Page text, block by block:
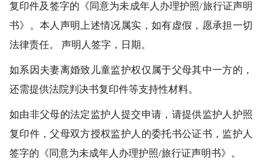
复印件及签字的《同意为未成年人办理护照/旅行证声明
书》。本人声明上述情况属实，如有虚假，愿承担一切
法律责任。 声明人签字，日期。
如系因夫妻离婚致儿童监护权仅属于父母其中一方的，
还需提供法院判决书复印件等支持性材料。
如由非父母的法定监护人提交申请，请提供监护人护照
复印件，父母双方授权监护人的委托书公证书，监护人
签字的《同意为未成年人办理护照/旅行证声明书》。